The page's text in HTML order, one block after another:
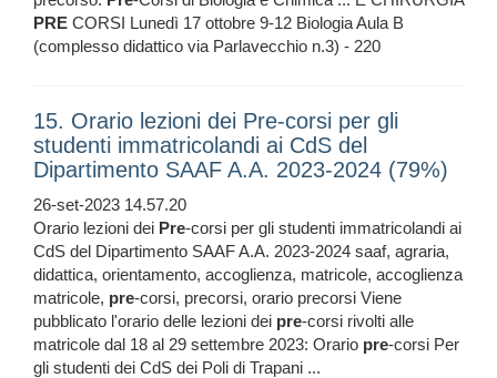
PRE CORSI Lunedì 17 ottobre 9-12 Biologia Aula B
(complesso didattico via Parlavecchio n.3) - 220
15. Orario lezioni dei Pre-corsi per gli
studenti immatricolandi ai CdS del
Dipartimento SAAF A.A. 2023-2024 (79%)
26-set-2023 14.57.20
Orario lezioni dei Pre-corsi per gli studenti immatricolandi ai
CdS del Dipartimento SAAF A.A. 2023-2024 saaf, agraria,
didattica, orientamento, accoglienza, matricole, accoglienza
matricole, pre-corsi, precorsi, orario precorsi Viene
pubblicato l'orario delle lezioni dei pre-corsi rivolti alle
matricole dal 18 al 29 settembre 2023: Orario pre-corsi Per
gli studenti dei CdS dei Poli di Trapani ...